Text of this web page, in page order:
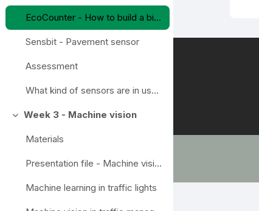
EcoCounter - How to build a bike count program
Sensbit - Pavement sensor
Assessment
What kind of sensors are in use in your own living environment/area, observations in local traffic?
Einklappen
Week 3 - Machine vision
Materials
Presentation file - Machine vision
Machine learning in traffic lights